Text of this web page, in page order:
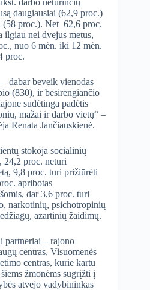
darbo neturinčių
daugiausiai (62,9 proc.)
proc.). Net 62,6 proc.
ilgiau nei dvejus metus,
nuo 6 mėn. iki 12 mėn.
proc.
dabar beveik vienodas
(830), ir besirengiančio
sudėtinga padėtis
mažai ir darbo vietų“ –
Renata Jančiauskienė.
stokoja socialinių
proc. neturi
9,8 proc. turi prižiūrėti
apribotas
dar 3,6 proc. turi
narkotinių, psichotropinių
azartinių žaidimų.
partneriai – rajono
centras, Visuomenės
centras, kurie kartu
žmonėms sugrįžti į
atvejo vadybininkas